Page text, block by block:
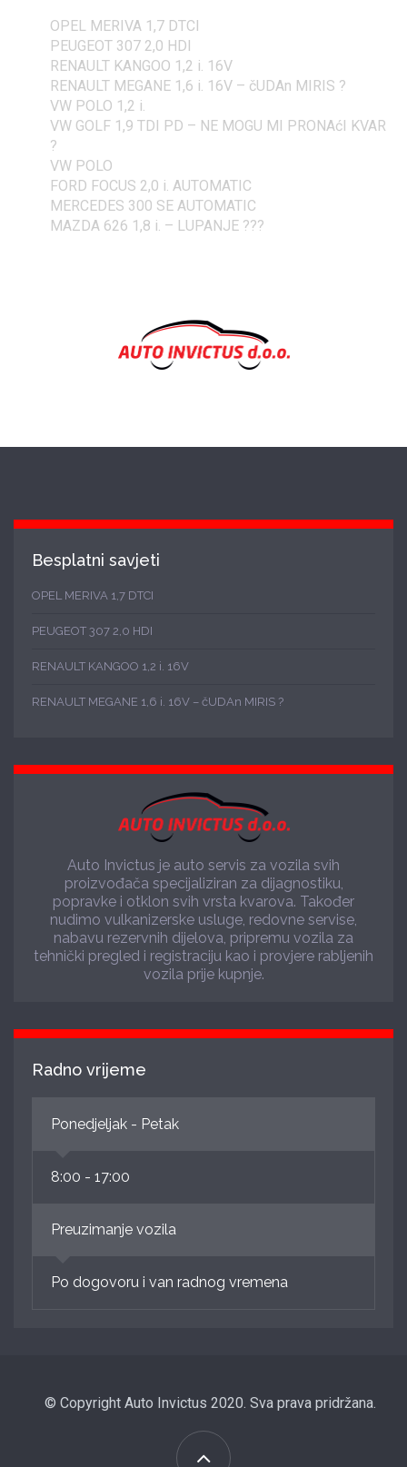
OPEL MERIVA 1,7 DTCI
PEUGEOT 307 2,0 HDI
RENAULT KANGOO 1,2 i. 16V
RENAULT MEGANE 1,6 i. 16V – čUDAn MIRIS ?
VW POLO 1,2 i.
VW GOLF 1,9 TDI PD – NE MOGU MI PRONAćI KVAR
?
VW POLO
FORD FOCUS 2,0 i. AUTOMATIC
MERCEDES 300 SE AUTOMATIC
MAZDA 626 1,8 i. – LUPANJE ???
Besplatni savjeti
OPEL MERIVA 1,7 DTCI
PEUGEOT 307 2,0 HDI
RENAULT KANGOO 1,2 i. 16V
RENAULT MEGANE 1,6 i. 16V – čUDAn MIRIS ?
Auto Invictus je auto servis za vozila svih
proizvođača specijaliziran za dijagnostiku,
popravke i otklon svih vrsta kvarova. Također
nudimo vulkanizerske usluge, redovne servise,
nabavu rezervnih dijelova, pripremu vozila za
tehnički pregled i registraciju kao i provjere rabljenih
vozila prije kupnje.
Radno vrijeme
Ponedjeljak - Petak
8:00 - 17:00
Preuzimanje vozila
Po dogovoru i van radnog vremena
© Copyright Auto Invictus 2020. Sva prava pridržana.